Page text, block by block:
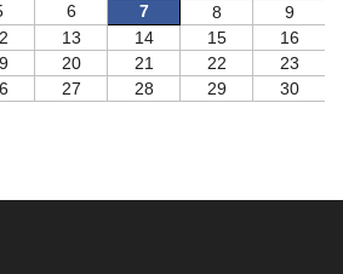
6 7 8
9
13 14 15
16
20 21 22
23
27 28 29
30